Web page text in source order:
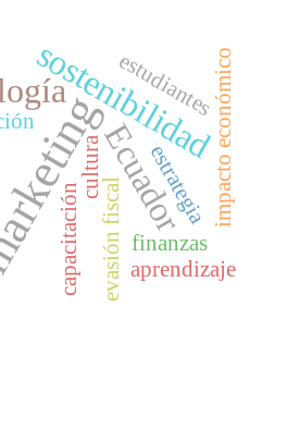
sostenibilidad
Ecuador
cultura
evasión fiscal
capacitación estrategiaimpacto económico
finanzas
estudiantes
aprendizaje